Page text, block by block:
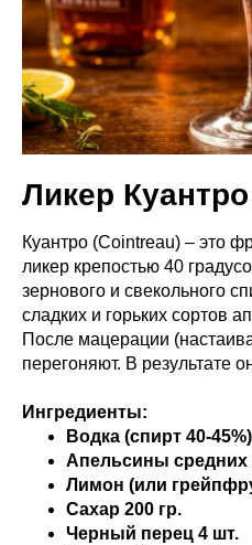
Ликер
Куантро (Cointreau) – это
ликер крепостью 40
зернового и свекольного
сладких и горьких сортов
После мацерации
перегоняют. В результате
Ингредиенты:
Водка (спирт 40-
Апельсины средних
Лимон (или
Сахар 200 гр.
Черный перец 4 шт.